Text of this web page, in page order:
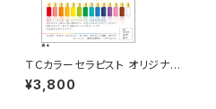
ＴＣカラーセラピスト オリジナル
名刺 50枚
¥3,800